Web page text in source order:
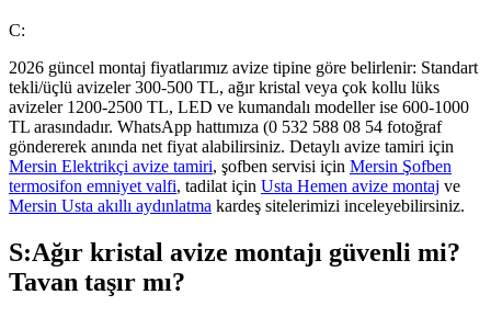
C:
2026 güncel montaj fiyatlarımız avize tipine göre belirlenir: Standart
tekli/üçlü avizeler 300-500 TL, ağır kristal veya çok kollu lüks
avizeler 1200-2500 TL, LED ve kumandalı modeller ise 600-1000
TL arasındadır. WhatsApp hattımıza (0 532 588 08 54 fotoğraf
göndererek anında net fiyat alabilirsiniz. Detaylı avize tamiri için
Mersin Elektrikçi avize tamiri, şofben servisi için Mersin Şofben
termosifon emniyet valfi, tadilat için Usta Hemen avize montaj ve
Mersin Usta akıllı aydınlatma kardeş sitelerimizi inceleyebilirsiniz.
S:Ağır kristal avize montajı güvenli mi?
Tavan taşır mı?